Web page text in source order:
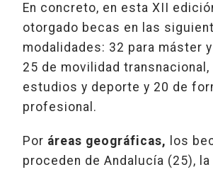
En concreto, en esta XII
otorgado becas en las
modalidades: 32 para máster
25 de movilidad transnacional,
estudios y deporte y 20 de
profesional.
Por áreas geográficas, los
proceden de Andalucía (25), la